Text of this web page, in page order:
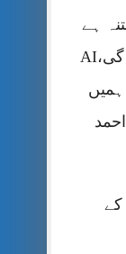
ہے
جس پر ہمیں فتح حاصل ہو گی،AI
ہمیں
کروڑ کے